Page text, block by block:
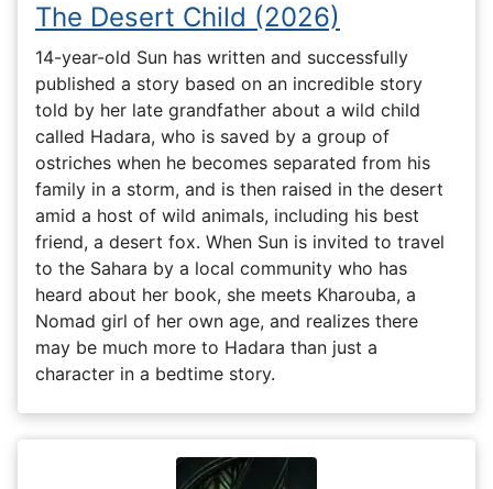
The Desert Child (2026)
14-year-old Sun has written and successfully
published a story based on an incredible story
told by her late grandfather about a wild child
called Hadara, who is saved by a group of
ostriches when he becomes separated from his
family in a storm, and is then raised in the desert
amid a host of wild animals, including his best
friend, a desert fox. When Sun is invited to travel
to the Sahara by a local community who has
heard about her book, she meets Kharouba, a
Nomad girl of her own age, and realizes there
may be much more to Hadara than just a
character in a bedtime story.